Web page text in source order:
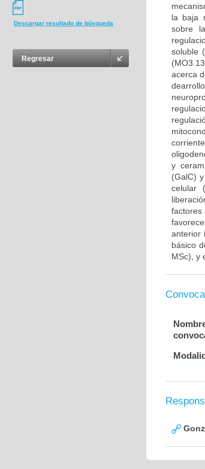
Descargar resultado de búsqueda
Regresar
la baja
sobre
soluble
acerca
y
(GalC)
celular
factores
anterior
básico
MSc), y